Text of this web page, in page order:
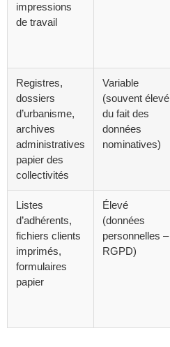
impressions
de travail
Registres,
dossiers
d’urbanisme,
archives
administratives
papier des
collectivités
Variable
(souvent élevé
du fait des
données
nominatives)
Listes
d’adhérents,
fichiers clients
imprimés,
formulaires
papier
Élevé
(données
personnelles –
RGPD)